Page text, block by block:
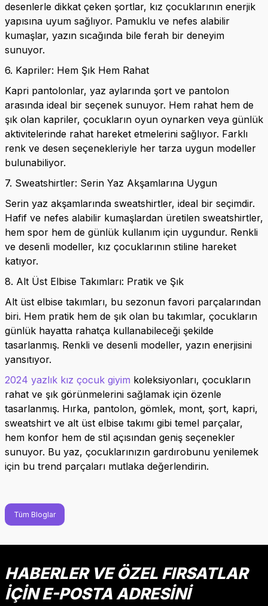
desenlerle dikkat çeken şortlar, kız çocuklarının enerjik
yapısına uyum sağlıyor. Pamuklu ve nefes alabilir
kumaşlar, yazın sıcağında bile ferah bir deneyim
sunuyor.
6. Kapriler: Hem Şık Hem Rahat
Kapri pantolonlar, yaz aylarında şort ve pantolon
arasında ideal bir seçenek sunuyor. Hem rahat hem de
şık olan kapriler, çocukların oyun oynarken veya günlük
aktivitelerinde rahat hareket etmelerini sağlıyor. Farklı
renk ve desen seçenekleriyle her tarza uygun modeller
bulunabiliyor.
7. Sweatshirtler: Serin Yaz Akşamlarına Uygun
Serin yaz akşamlarında sweatshirtler, ideal bir seçimdir.
Hafif ve nefes alabilir kumaşlardan üretilen sweatshirtler,
hem spor hem de günlük kullanım için uygundur. Renkli
ve desenli modeller, kız çocuklarının stiline hareket
katıyor.
8. Alt Üst Elbise Takımları: Pratik ve Şık
Alt üst elbise takımları, bu sezonun favori parçalarından
biri. Hem pratik hem de şık olan bu takımlar, çocukların
günlük hayatta rahatça kullanabileceği şekilde
tasarlanmış. Renkli ve desenli modeller, yazın enerjisini
yansıtıyor.
2024 yazlık kız çocuk giyim koleksiyonları, çocukların
rahat ve şık görünmelerini sağlamak için özenle
tasarlanmış. Hırka, pantolon, gömlek, mont, şort, kapri,
sweatshirt ve alt üst elbise takımı gibi temel parçalar,
hem konfor hem de stil açısından geniş seçenekler
sunuyor. Bu yaz, çocuklarınızın gardırobunu yenilemek
için bu trend parçaları mutlaka değerlendirin.
Tüm Bloglar
HABERLER VE ÖZEL FIRSATLAR
İÇİN E-POSTA ADRESİNİ